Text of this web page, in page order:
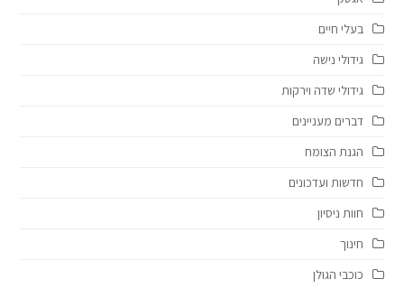
בעלי חיים
גידולי נישה
גידולי שדה וירקות
דברים מעניינים
הגנת הצומח
חדשות ועדכונים
חוות ניסיון
חינוך
כוכבי הגולן